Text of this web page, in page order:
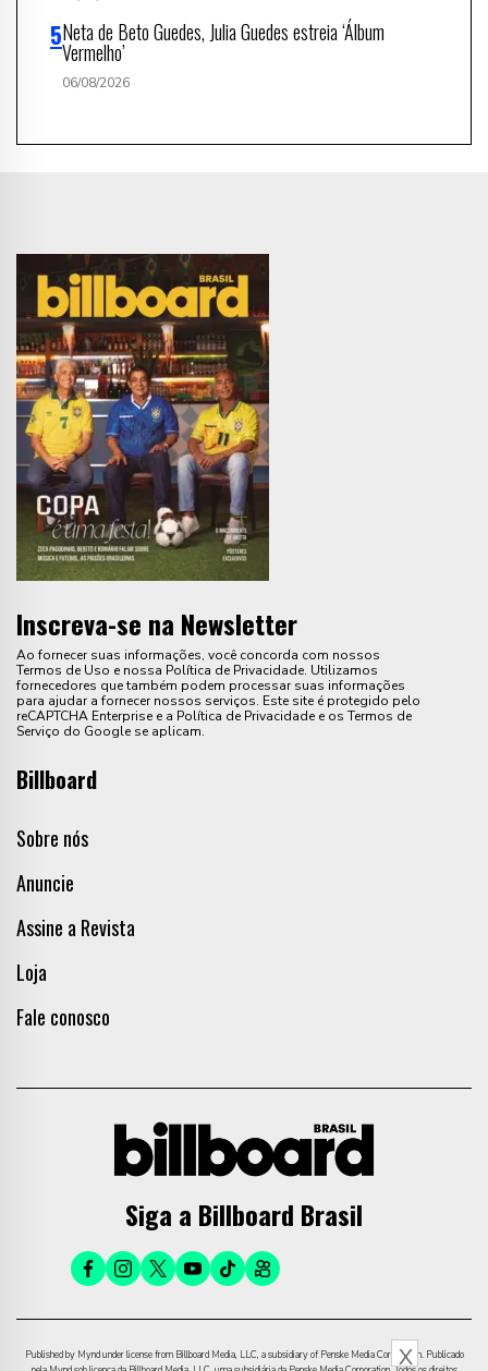
Neta de Beto Guedes, Julia Guedes estreia ‘Álbum
Vermelho’
06/08/2026
Inscreva-se na Newsletter
Ao fornecer suas informações, você concorda com nossos
Termos de Uso e nossa Política de Privacidade. Utilizamos
fornecedores que também podem processar suas informações
para ajudar a fornecer nossos serviços. Este site é protegido pelo
reCAPTCHA Enterprise e a Política de Privacidade e os Termos de
Serviço do Google se aplicam.
Billboard
Sobre nós
Anuncie
Assine a Revista
Loja
Fale conosco
Siga a Billboard Brasil
Published by Mynd under license from Billboard Media, LLC, a subsidiary of Penske Media Corporation. Publicado
X